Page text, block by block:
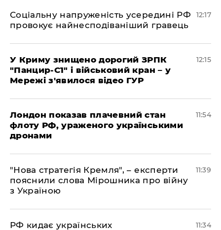
Соціальну напруженість усередині РФ
провокує найнесподіваніший гравець
12:17
У Криму знищено дорогий ЗРПК
"Панцир-С1" і військовий кран – у
Мережі з'явилося відео ГУР
12:15
Лондон показав плачевний стан
флоту РФ, ураженого українськими
дронами
11:54
"Нова стратегія Кремля", – експерти
пояснили слова Мірошника про війну
з Україною
11:39
РФ кидає українських 11:34